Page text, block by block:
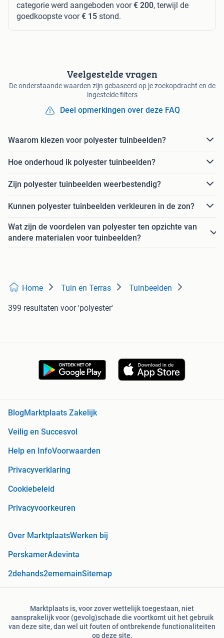
categorie werd aangeboden voor€ 200, terwijl de
goedkoopste voor€ 15 stond.
Veelgestelde vragen
De onderstaande waarden zijn gebaseerd op je zoekopdracht en de
ingestelde filters
Deel opmerkingen over deze FAQ
Waarom kiezen voor polyester tuinbeelden?
Hoe onderhoud ik polyester tuinbeelden?
Zijn polyester tuinbeelden weerbestendig?
Kunnen polyester tuinbeelden verkleuren in de zon?
Wat zijn de voordelen van polyester ten opzichte van
andere materialen voor tuinbeelden?
Home Tuin en Terras Tuinbeelden
399 resultaten voor 'polyester'
Blog Marktplaats Zakelijk
Veilig en Succesvol
Help en InfoVoorwaarden
Privacyverklaring
Cookiebeleid
Privacyvoorkeuren
Over MarktplaatsWerken bij
PerskamerAdevinta
2dehands2ememainSitemap
Marktplaats is, voor zover wettelijk toegestaan, niet
aansprakelijk voor (gevolg)schade die voortkomt uit het gebruik
van deze site, dan wel uit fouten of ontbrekende functionaliteiten
op deze site.